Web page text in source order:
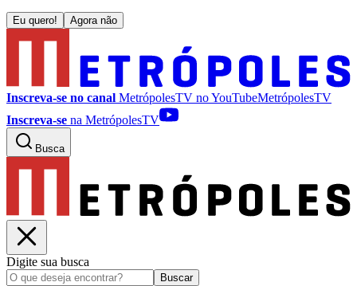
Eu quero! Agora não
Inscreva-se no canal MetrópolesTV noYouTubeMetrópolesTV
Inscreva-se na MetrópolesTV
Busca
Digite sua busca
Buscar